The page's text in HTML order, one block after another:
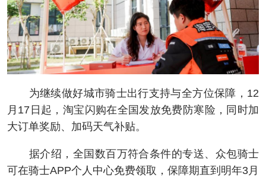
为继续做好城市骑士出行支持与全方位保障，12
月17日起，淘宝闪购在全国发放免费防寒险，同时加
大订单奖励、加码天气补贴。
据介绍，全国数百万符合条件的专送、众包骑士
可在骑士APP个人中心免费领取，保障期直到明年3月